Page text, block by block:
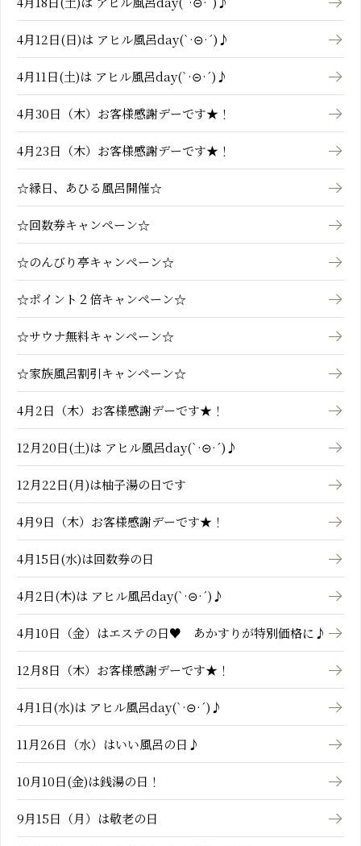
4月12日(日)は アヒル風呂day(`·⊝·´)♪
4月11日(土)は アヒル風呂day(`·⊝·´)♪
4月30日（木）お客様感謝デーです★！
4月23日（木）お客様感謝デーです★！
☆縁日、あひる風呂開催☆
☆回数券キャンペーン☆
☆のんびり亭キャンペーン☆
☆ポイント２倍キャンペーン☆
☆サウナ無料キャンペーン☆
☆家族風呂割引キャンペーン☆
4月2日（木）お客様感謝デーです★！
12月20日(土)は アヒル風呂day(`·⊝·´)♪
12月22日(月)は柚子湯の日です
4月9日（木）お客様感謝デーです★！
4月15日(水)は回数券の日
4月2日(木)は アヒル風呂day(`·⊝·´)♪
4月10日（金）はエステの日♥ あかすりが特別価格に♪
12月8日（木）お客様感謝デーです★！
4月1日(水)は アヒル風呂day(`·⊝·´)♪
11月26日（水）はいい風呂の日♪
10月10日(金)は銭湯の日！
9月15日（月）は敬老の日